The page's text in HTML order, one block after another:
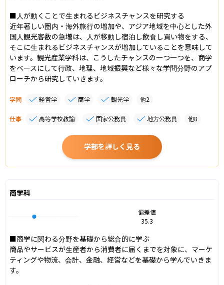
■人が動くことで生まれるビジネスチャンスを研究する
近年著しい圏内・海外旅行の増加や、アジア地域を中心とした外
国人観光客数の急増は、人が移動し宿泊し飲食し買い物をする、
そこに生まれるビジネスチャンスが増加していることを意味して
います。観光産業学科は、こうしたチャンスの一つ一つを、商学
をベースにして行政、地理、地域振興など様々な学問分野のアプ
ローチから研究していきます。
学問 経営学 商学 観光学 他2
仕事 高等学校教諭 国家公務員 地方公務員 他8
学部を詳しく見る
商学科
偏差値
35.3
■商学に関わる分野を基礎から総合的に学ぶ
商品やサービスが生産者から消費者に届くまでを対象に、マーケ
ティングや物流、会計、金融、経営などを基礎から学んでいきま
す。